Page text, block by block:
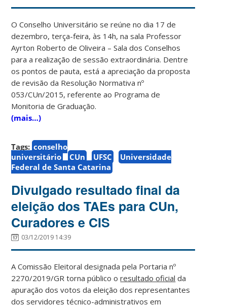
O Conselho Universitário se reúne no dia 17 de
dezembro, terça-feira, às 14h, na sala Professor
Ayrton Roberto de Oliveira – Sala dos Conselhos
para a realização de sessão extraordinária. Dentre
os pontos de pauta, está a apreciação da proposta
de revisão da Resolução Normativa nº
053/CUn/2015, referente ao Programa de
Monitoria de Graduação.
(mais…)
Tags: conselho
universitário
CUn UFSC
Universidade
Federal de Santa Catarina
Divulgado resultado final da
eleição dos TAEs para CUn,
Curadores e CIS
03/12/2019 14:39
A Comissão Eleitoral designada pela Portaria nº
2270/2019/GR torna público oresultado oficial da
apuração dos votos da eleição dos representantes
dos servidores técnico-administrativos em